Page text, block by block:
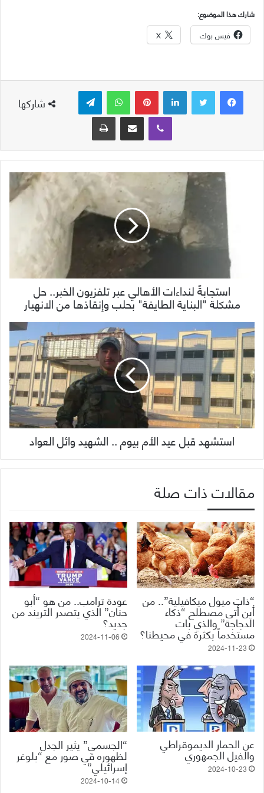
شارك هذا الموضوع:
فيس بوك X
شاركها
لينكدإن بينتيريست واتساب
ڤايبر
مشاركة عبر البريد طباعة
استجابةً لنداءات الأهالي عبر تلفزيون الخبر.. حل
مشكلة "البناية الطايفة" بحلب وإنقاذها من الانهيار
استشهد قبل عيد الأم بيوم .. الشهيد وائل العواد
مقالات ذات صلة
“ذات ميول ميكافيلية”.. من
أين أتى مصطلح “ذكاء
الدجاجة” والذي بات
مستخدماً بكثرة في محيطنا؟
2024-11-23
عودة ترامب.. من هو “أبو
حنان” الذي يتصدر التريند من
جديد؟
2024-11-06
عن الحمار الديموقراطي
والفيل الجمهوري
2024-10-23
“الجسمي” يثير الجدل
لظهوره في صور مع “بلوغر
إسرائيلي”
2024-10-14